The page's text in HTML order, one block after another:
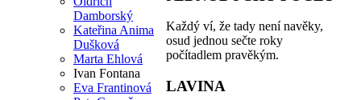
Damborský
Kateřina Anima
Dušková
Marta Ehlová
Ivan Fontana
Eva Frantinová
Každý ví, že tady není navěky,
osud jednou sečte roky
počítadlem pravěkým.
LAVINA